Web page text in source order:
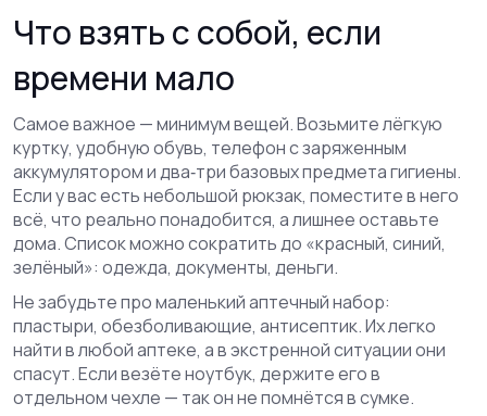
Что взять с собой, если
времени мало
Самое важное — минимум вещей. Возьмите лёгкую
куртку, удобную обувь, телефон с заряженным
аккумулятором и два‑три базовых предмета гигиены.
Если у вас есть небольшой рюкзак, поместите в него
всё, что реально понадобится, а лишнее оставьте
дома. Список можно сократить до «красный, синий,
зелёный»: одежда, документы, деньги.
Не забудьте про маленький аптечный набор:
пластыри, обезболивающие, антисептик. Их легко
найти в любой аптеке, а в экстренной ситуации они
спасут. Если везёте ноутбук, держите его в
отдельном чехле — так он не помнётся в сумке.